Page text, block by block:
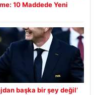
10 Maddede Yeni
başka bir şey değil’